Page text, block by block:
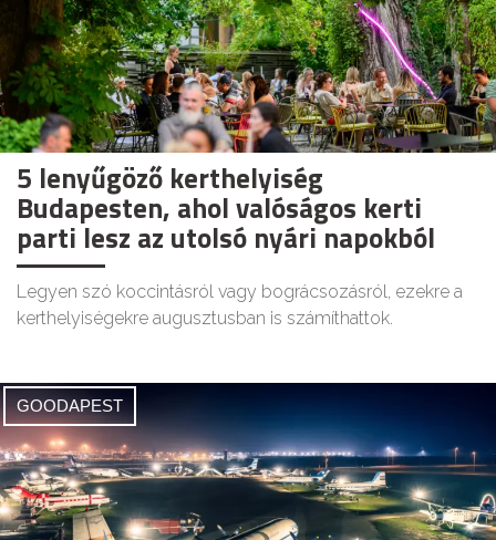
5 lenyűgöző kerthelyiség
Budapesten, ahol valóságos kerti
parti lesz az utolsó nyári napokból
Legyen szó koccintásról vagy bográcsozásról, ezekre a
kerthelyiségekre augusztusban is számíthattok.
GOODAPEST